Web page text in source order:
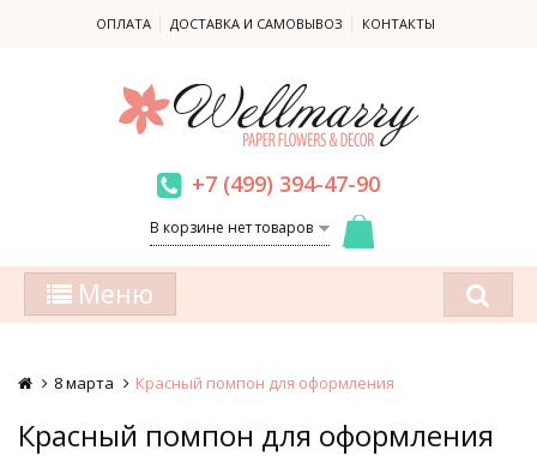
ОПЛАТА ДОСТАВКА И САМОВЫВОЗ КОНТАКТЫ
+7 (499) 394-47-90
В корзине нет товаров
Меню
8 марта Красный помпон для оформления
Красный помпон для оформления